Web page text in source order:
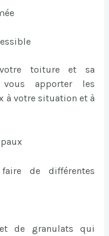
toiture et sa
vous apporter les
à votre situation et à
de différentes
de granulats qui